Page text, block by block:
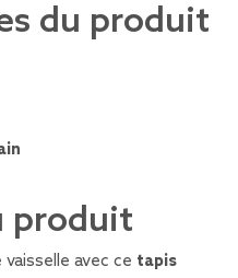
du produit
produit
avec ce tapis